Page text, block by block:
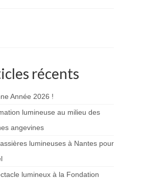
récents
Année 2026 !
lumineuse au milieu des
angevines
lumineuses à Nantes pour
lumineux à la Fondation